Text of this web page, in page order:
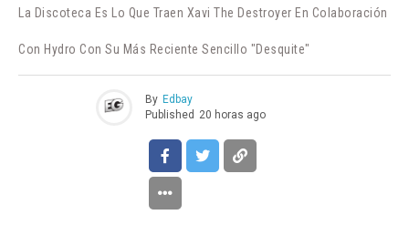
La Discoteca Es Lo Que Traen Xavi The Destroyer En Colaboración
Con Hydro Con Su Más Reciente Sencillo "Desquite"
By Edbay
Published 20 horas ago